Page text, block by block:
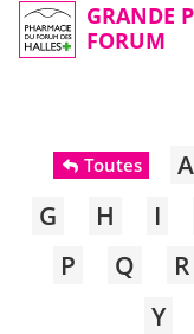
GRANDE
FORUM
Toutes A
G
H I
P
Q R
Y